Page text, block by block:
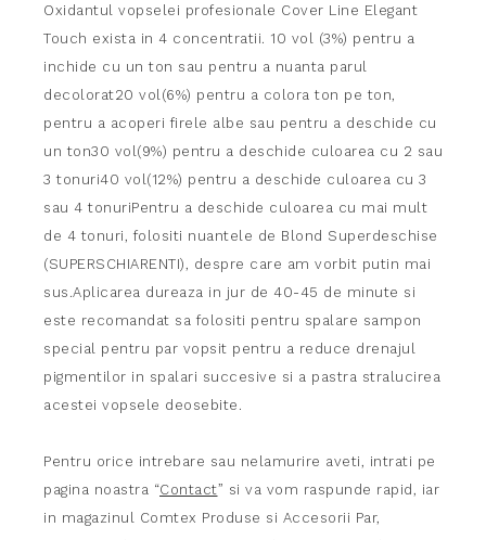
Oxidantul vopselei profesionale Cover Line Elegant
Touch exista in 4 concentratii. 10 vol (3%) pentru a
inchide cu un ton sau pentru a nuanta parul
decolorat20 vol(6%) pentru a colora ton pe ton,
pentru a acoperi firele albe sau pentru a deschide cu
un ton30 vol(9%) pentru a deschide culoarea cu 2 sau
3 tonuri40 vol(12%) pentru a deschide culoarea cu 3
sau 4 tonuriPentru a deschide culoarea cu mai mult
de 4 tonuri, folositi nuantele de Blond Superdeschise
(SUPERSCHIARENTI), despre care am vorbit putin mai
sus.Aplicarea dureaza in jur de 40-45 de minute si
este recomandat sa folositi pentru spalare sampon
special pentru par vopsit pentru a reduce drenajul
pigmentilor in spalari succesive si a pastra stralucirea
acestei vopsele deosebite.
Pentru orice intrebare sau nelamurire aveti, intrati pe
pagina noastra “Contact” si va vom raspunde rapid, iar
in magazinul Comtex Produse si Accesorii Par,